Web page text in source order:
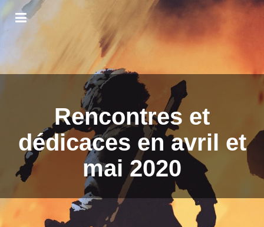
Rencontres et
dédicaces en avril et
mai 2020